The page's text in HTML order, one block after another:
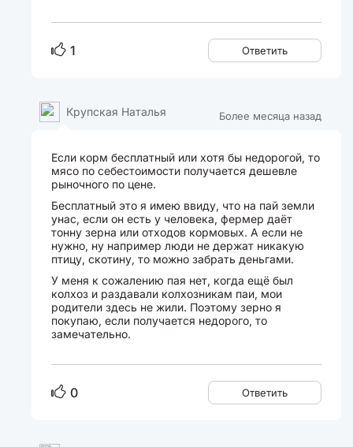
1 Ответить
Более месяца назад
Крупская Наталья
Если корм бесплатный или хотя бы недорогой, то
мясо по себестоимости получается дешевле
рыночного по цене.
Бесплатный это я имею ввиду, что на пай земли
унас, если он есть у человека, фермер даёт
тонну зерна или отходов кормовых. А если не
нужно, ну например люди не держат никакую
птицу, скотину, то можно забрать деньгами.
У меня к сожалению пая нет, когда ещё был
колхоз и раздавали колхозникам паи, мои
родители здесь не жили. Поэтому зерно я
покупаю, если получается недорого, то
замечательно.
0 Ответить